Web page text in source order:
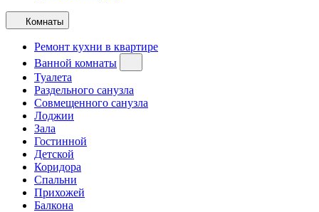
Комнаты
Ремонт кухни в квартире
Ванной комнаты
Туалета
Раздельного санузла
Совмещенного санузла
Лоджии
Зала
Гостинной
Детской
Коридора
Спальни
Прихожей
Балкона